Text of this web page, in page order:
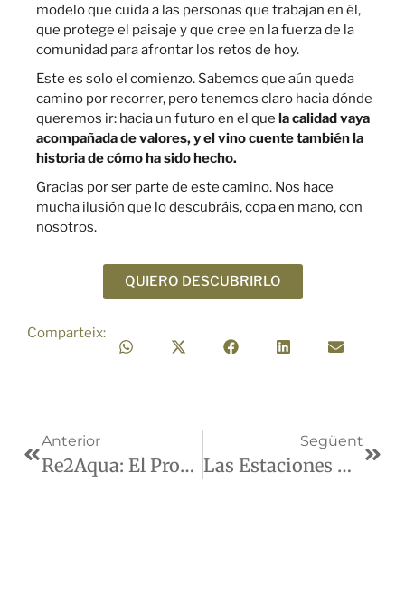
modelo que cuida a las personas que trabajan en él,
que protege el paisaje y que cree en la fuerza de la
comunidad para afrontar los retos de hoy.
Este es solo el comienzo. Sabemos que aún queda
camino por recorrer, pero tenemos claro hacia dónde
queremos ir: hacia un futuro en el que la calidad vaya
acompañada de valores, y el vino cuente también la
historia de cómo ha sido hecho.
Gracias por ser parte de este camino. Nos hace
mucha ilusión que lo descubráis, copa en mano, con
nosotros.
QUIERO DESCUBRIRLO
Comparteix:
Anterior
Re2Aqua: El Proyecto De Reaprobechamiento Del Agua De La Bodega
Següent
Las Estaciones Del Año Y El Ciclo De La Viña